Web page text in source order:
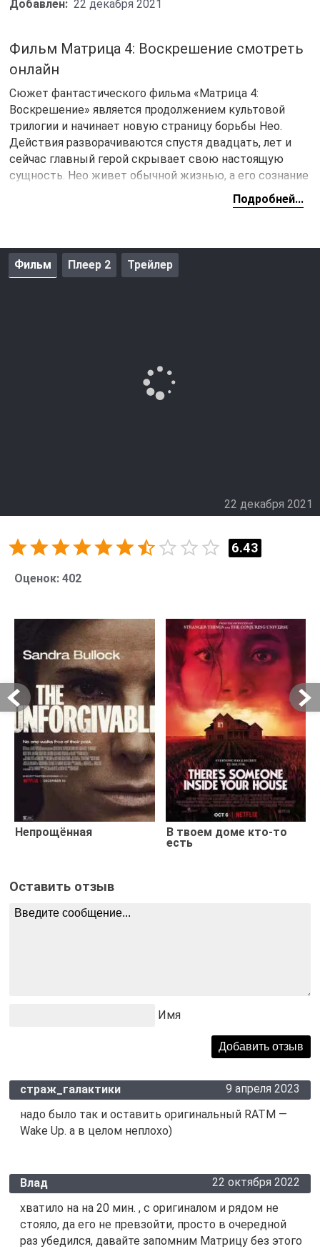
Добавлен: 22 декабря 2021
Фильм Матрица 4: Воскрешение смотреть
онлайн
Сюжет фантастического фильма «Матрица 4:
Воскрешение» является продолжением культовой
трилогии и начинает новую страницу борьбы Нео.
Действия разворачиваются спустя двадцать, лет и
сейчас главный герой скрывает свою настоящую
сущность. Нео живет обычной жизнью, а его сознание
погрузилось на уровень обычного обывателя.
Периодически, его достают галлюцинации, но
таблетку и прозреть, ведь впереди его ожидает
новый этап борьбы на стороне повстанцев.
Подробней...
Фильм Плеер 2 Трейлер
22 декабря 2021
6.43
Оценок: 402
Непрощённая В твоем доме кто-то
есть
Оставить отзыв
Имя
страж_галактики
9 апреля 2023
надо было так и оставить оригинальный RATM —
Wake Up. а в целом неплохо)
Влад
22 октября 2022
хватило на на 20 мин. , с оригиналом и рядом не
стояло, да его не превзойти, просто в очередной
раз убедился, давайте запомним Матрицу без этого